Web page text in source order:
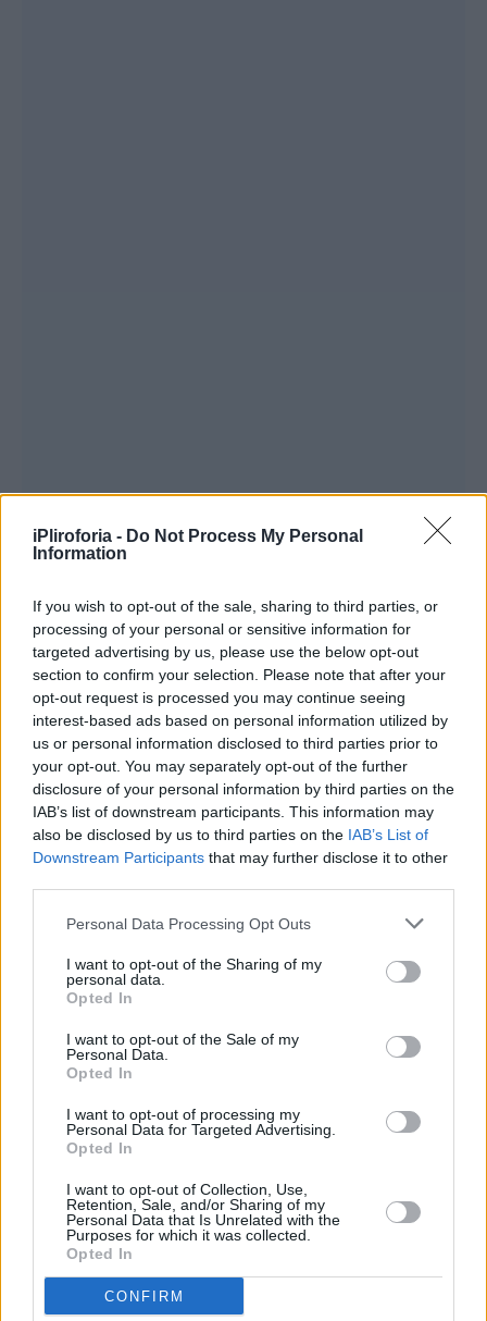
iPliroforia - Do Not Process My Personal
Information
If you wish to opt-out of the sale, sharing to third parties, or
processing of your personal or sensitive information for
targeted advertising by us, please use the below opt-out
section to confirm your selection. Please note that after your
opt-out request is processed you may continue seeing
interest-based ads based on personal information utilized by
us or personal information disclosed to third parties prior to
your opt-out. You may separately opt-out of the further
disclosure of your personal information by third parties on the
IAB’s list of downstream participants. This information may
also be disclosed by us to third parties on the IAB’s List of
Downstream Participants that may further disclose it to other
Personal Data Processing Opt Outs
I want to opt-out of the Sharing of my
personal data.
Opted In
I want to opt-out of the Sale of my
Personal Data.
Opted In
I want to opt-out of processing my
Personal Data for Targeted Advertising.
Opted In
I want to opt-out of Collection, Use,
Retention, Sale, and/or Sharing of my
Personal Data that Is Unrelated with the
Purposes for which it was collected.
Opted In
CONFIRM
Το πρώτο πράγμα που έκανε ο γιος του ήταν
να αλλάξει κλειδαριές παντού και μου ζήτησε
να φύγω και να μη με ξαναδεί ποτέ μπροστά
του. Ούτε τα πράγματά μου δεν πρόλαβα να
πάρω. Δεν με άφησε. Από τότε είμαι κατά
κάποιο τρόπο άστεγη αφού δεν έχω κανέναν.
Ευτυχώς που έχω κάποιους καλούς φίλους
που με φιλοξενούν. Είμαι από καναπέ σε
καναπέ, αλλά όλοι ξέρουμε ότι δεν γίνεται να
συνεχιστεί έτσι. Λυπάμαι πάρα πολύ που
μετά από τόσα χρόνια που στάθηκα στο
πλευρό τους με πέταξε σαν την τρίχα από το
ζυμάρι. Δεν εκτίμησε τίποτε απ’ όσα έκανα
για εκείνον και τον μπαμπά του και με έδιωξε